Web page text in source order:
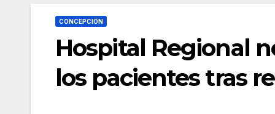
CONCEPCIÓN
Hospital Regional
los pacientes tras